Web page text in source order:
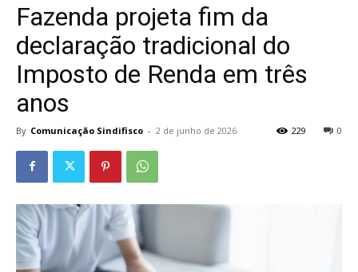
Fazenda projeta fim da
declaração tradicional do
Imposto de Renda em três
anos
By Comunicação Sindifisco - 2 de junho de 2026 0
229